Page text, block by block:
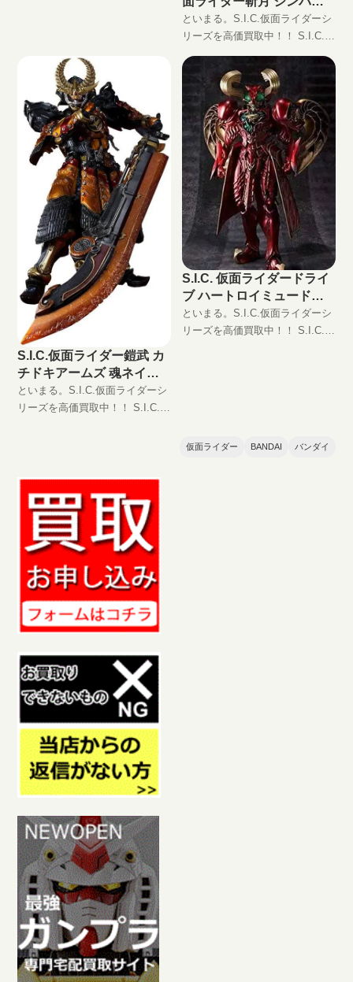
メロンアームズの買取価格
といまる。S.I.C.仮面ライダーシ
リーズを高価買取中！！ S.I.C.
斬月 ジンバーメロンアームズ
JAN:4549660198239 現在
S.I.C.仮面ライダー鎧武 カ
チドキアームズ 魂ネイシ
ョン2017の買取価格
といまる。S.I.C.仮面ライダーシ
リーズを高価買取中！！ S.I.C.仮
S.I.C. 仮面ライダードライ
ブ ハートロイミュードの
買取価格
といまる。S.I.C.仮面ライダーシ
リーズを高価買取中！！ S.I.C.
仮面ライダー BANDAI バンダイ